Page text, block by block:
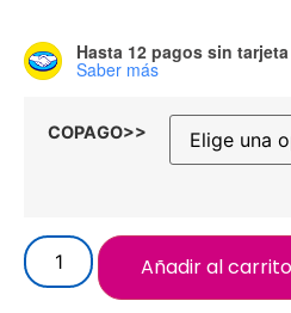
Hasta 12 pagos sin tarjeta
Saber más
COPAGO>>
Añadir al carrito